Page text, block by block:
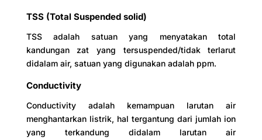
TSS (Total Suspended solid)
TSS adalah satuan yang menyatakan total
kandungan zat yang tersuspended/tidak terlarut
didalam air, satuan yang digunakan adalah ppm.
Conductivity
Conductivity adalah kemampuan larutan air
menghantarkan listrik, hal tergantung dari jumlah ion
yang terkandung didalam larutan air